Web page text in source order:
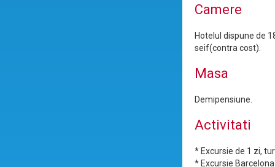
Camere
Hotelul dispune de
seif(contra cost).
Masa
Demipensiune.
Activitati
* Excursie de 1 zi,
* Excursie